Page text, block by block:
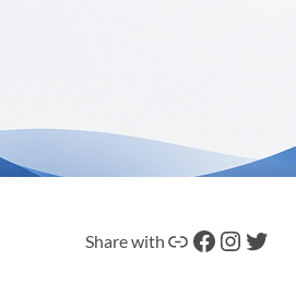
Share with Tautan Facebook Instagram Twitter